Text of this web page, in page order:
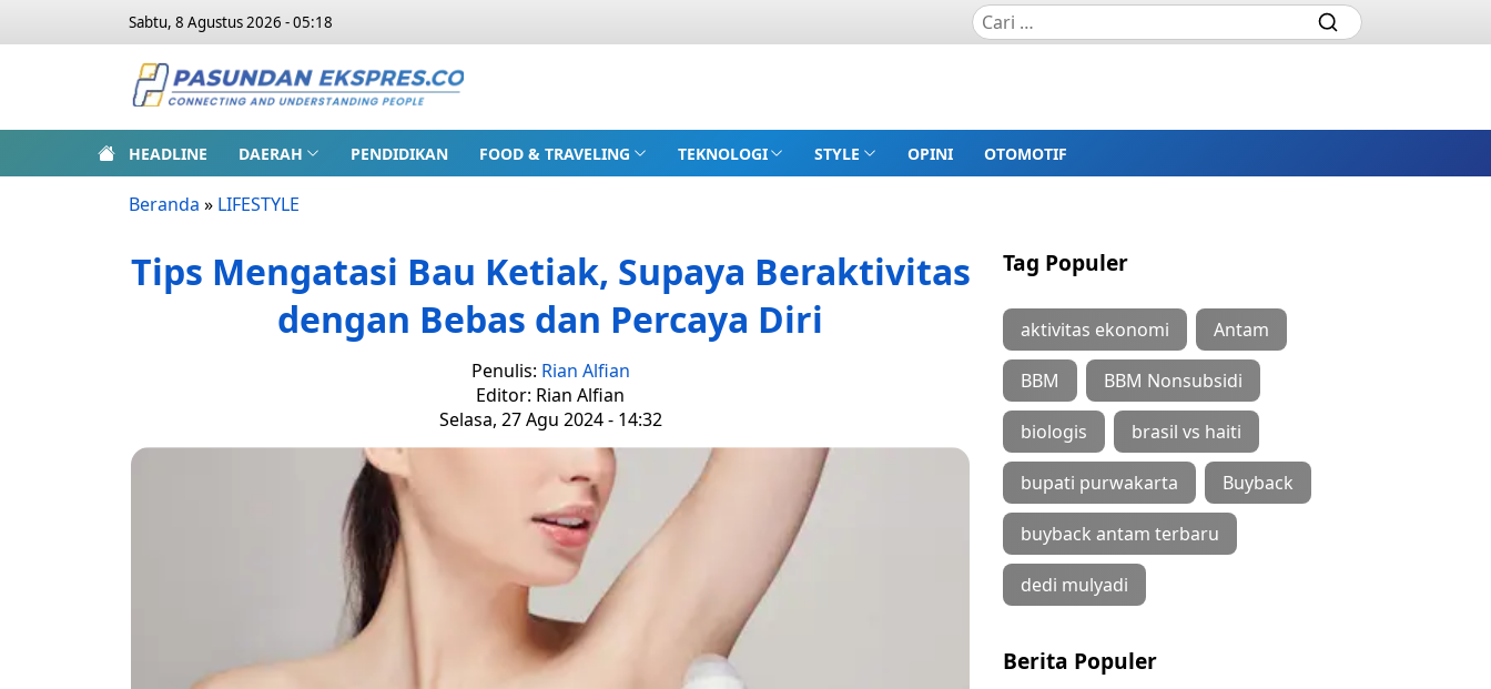
Sabtu, 8 Agustus 2026 - 05:18
HEADLINE DAERAH PENDIDIKAN FOOD & TRAVELING TEKNOLOGI STYLE OPINI OTOMOTIF
Beranda » LIFESTYLE
Tips Mengatasi Bau Ketiak, Supaya Beraktivitas
dengan Bebas dan Percaya Diri
Penulis: Rian Alfian
Editor: Rian Alfian
Selasa, 27 Agu 2024 - 14:32
Tag Populer
aktivitas ekonomi Antam
BBM BBM Nonsubsidi
biologis brasil vs haiti
bupati purwakarta Buyback
buyback antam terbaru
dedi mulyadi
Berita Populer